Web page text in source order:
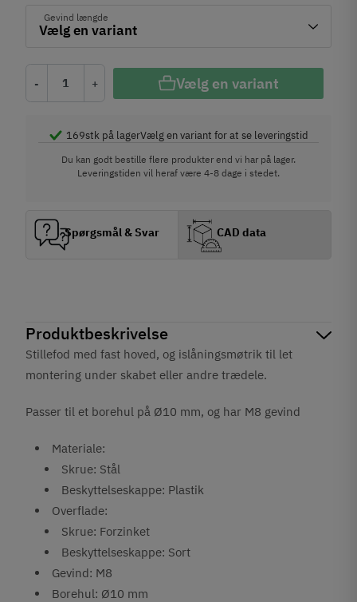
Produktbeskrivelse
Stillefod med fast hoved, og islåningsmøtrik til let
montering under skabet eller andre trædele.
Passer til et borehul på Ø10 mm, og har M8 gevind
Materiale:
Skrue: Stål
Beskyttelseskappe: Plastik
Overflade:
Skrue: Forzinket
Beskyttelseskappe: Sort
Gevind: M8
Borehul: Ø10 mm
Gevind længde
- + Vælg en variant
169stk på lagerVælg en variant for at se leveringstid
Du kan godt bestille flere produkter end vi har på lager.
Leveringstiden vil heraf være 4-8 dage i stedet.
Spørgsmål & Svar CAD data